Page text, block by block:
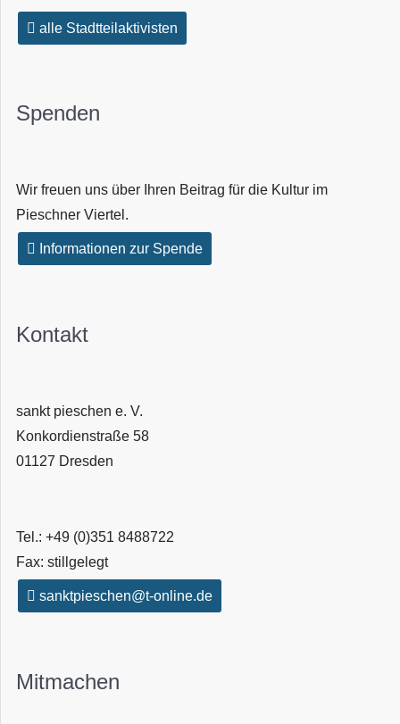
alle Stadtteilaktivisten
Spenden
Wir freuen uns über Ihren Beitrag für die Kultur im
Pieschner Viertel.
Informationen zur Spende
Kontakt
sankt pieschen e. V.
Konkordienstraße 58
01127 Dresden
Tel.: +49 (0)351 8488722
Fax: stillgelegt
sanktpieschen@t-online.de
Mitmachen